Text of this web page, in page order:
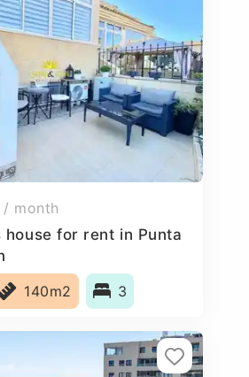
/ month
house for rent in Punta
140m2 3